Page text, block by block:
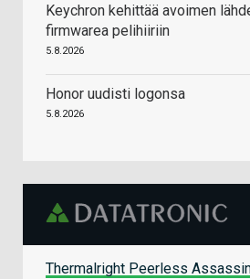
Keychron kehittää avoimen
firmwarea pelihiiriin
5.8.2026
Honor uudisti logonsa
5.8.2026
Thermalright Peerless